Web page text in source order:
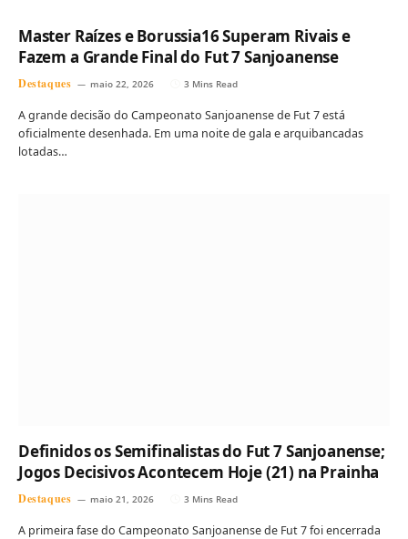
Master Raízes e Borussia16 Superam Rivais e
Fazem a Grande Final do Fut 7 Sanjoanense
Destaques maio 22, 2026 3 Mins Read
A grande decisão do Campeonato Sanjoanense de Fut 7 está
oficialmente desenhada. Em uma noite de gala e arquibancadas
lotadas…
Definidos os Semifinalistas do Fut 7 Sanjoanense;
Jogos Decisivos Acontecem Hoje (21) na Prainha
Destaques maio 21, 2026 3 Mins Read
A primeira fase do Campeonato Sanjoanense de Fut 7 foi encerrada